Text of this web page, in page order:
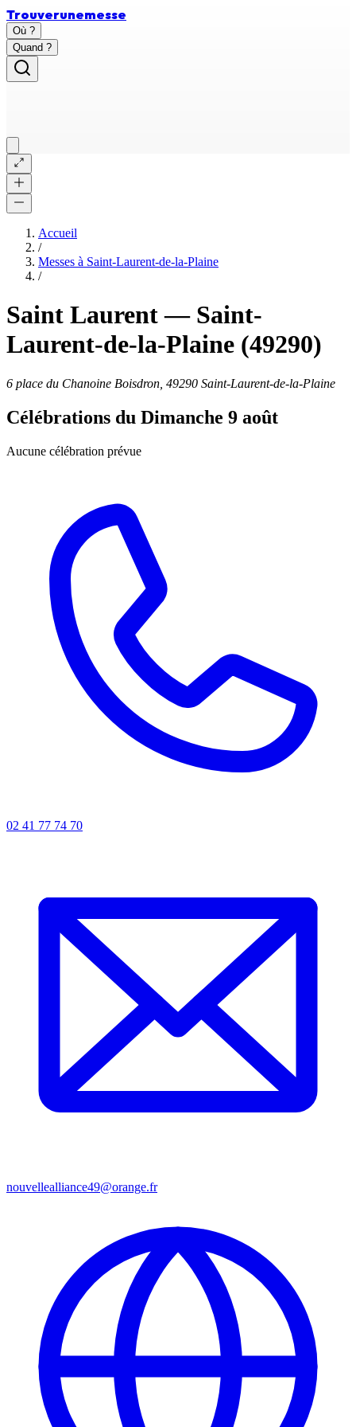
Trouverunemesse
Où ?
Quand ?
Accueil
/
Messes à Saint-Laurent-de-la-Plaine
/
Saint Laurent— Saint-
Laurent-de-la-Plaine (49290)
6 place du Chanoine Boisdron, 49290 Saint-Laurent-de-la-Plaine
Célébrations du Dimanche 9 août
Aucune célébration prévue
02 41 77 74 70
nouvellealliance49@orange.fr